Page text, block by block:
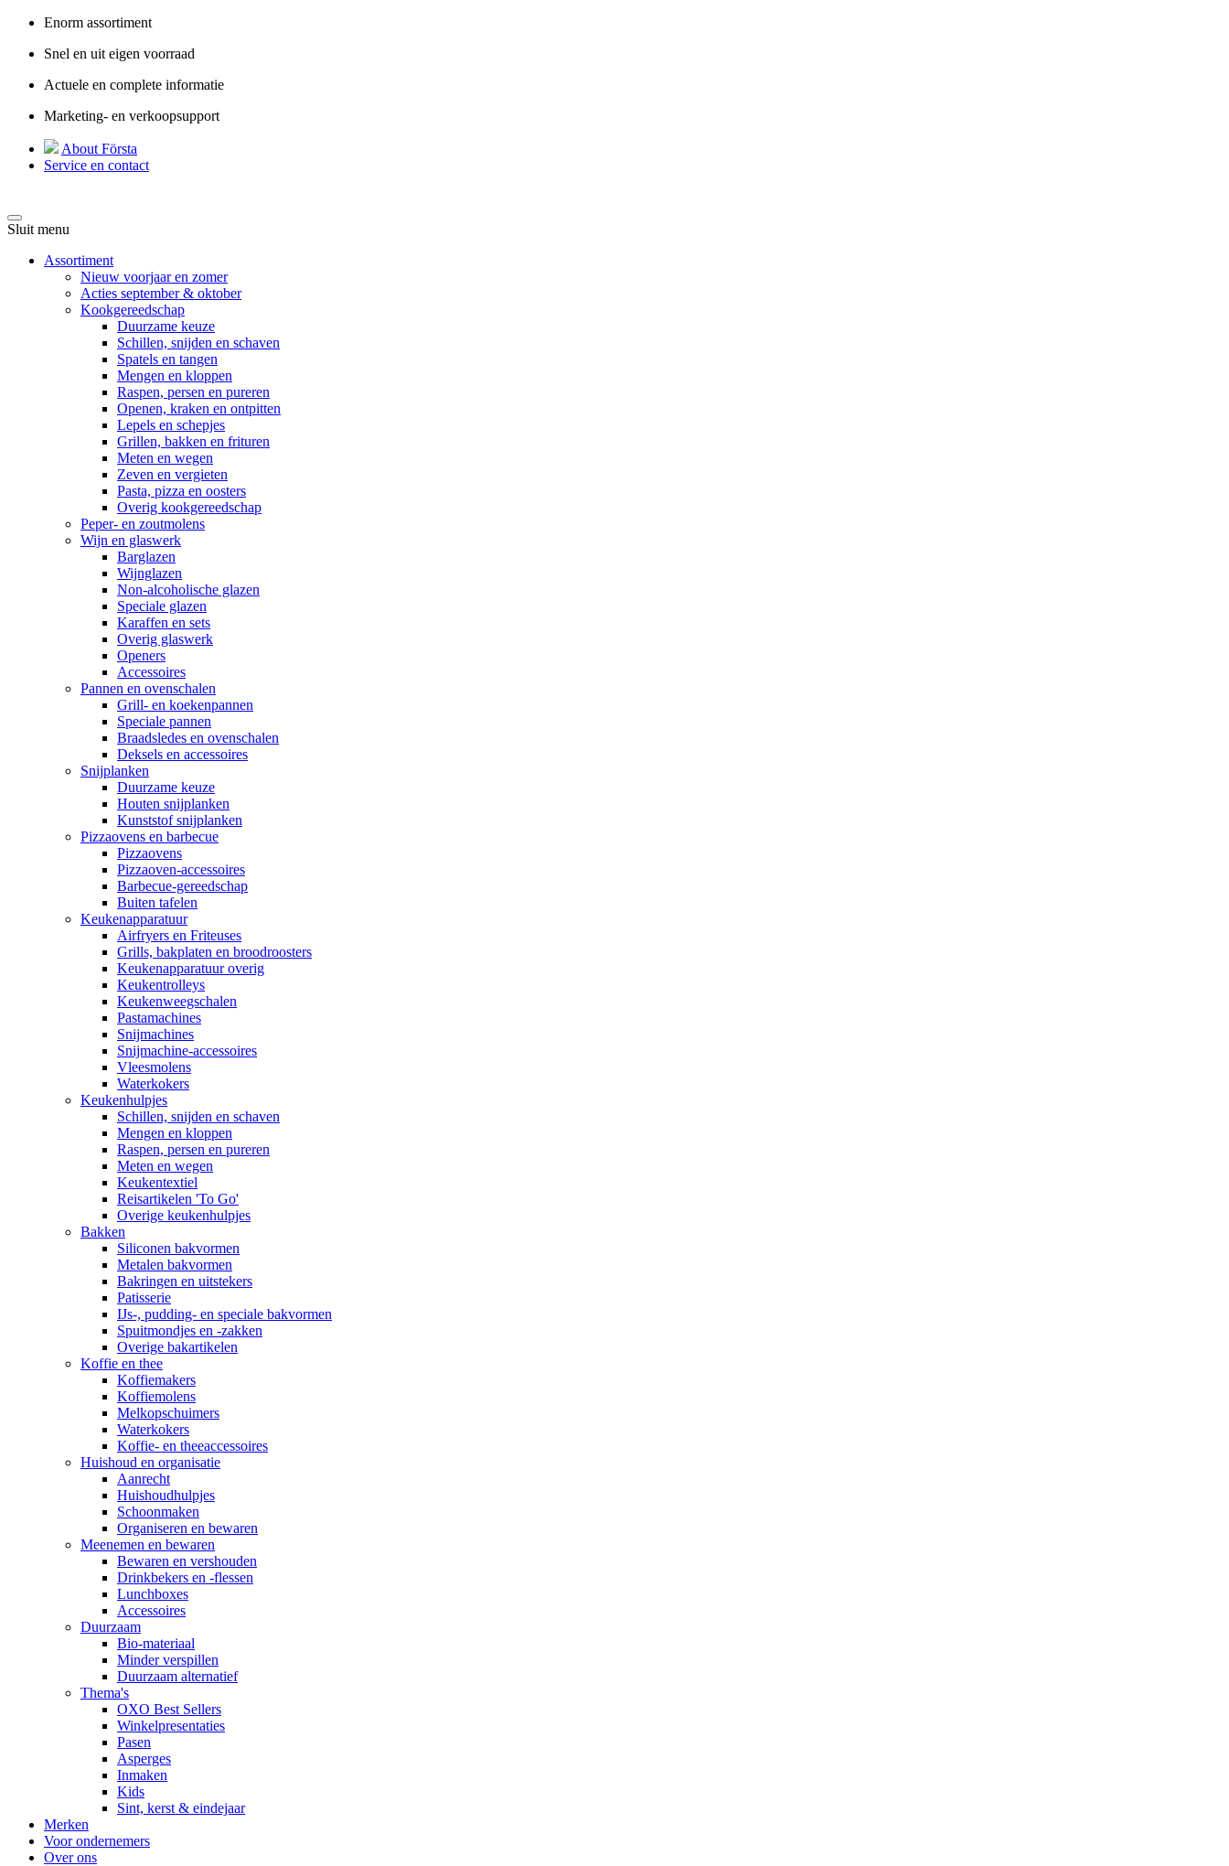
Enorm assortiment
Snel en uit eigen voorraad
Actuele en complete informatie
Marketing- en verkoopsupport
About Första
Service en contact
Sluit menu
Assortiment
Nieuw voorjaar en zomer
Acties september & oktober
Kookgereedschap
Duurzame keuze
Schillen, snijden en schaven
Spatels en tangen
Mengen en kloppen
Raspen, persen en pureren
Openen, kraken en ontpitten
Lepels en schepjes
Grillen, bakken en frituren
Meten en wegen
Zeven en vergieten
Pasta, pizza en oosters
Overig kookgereedschap
Peper- en zoutmolens
Wijn en glaswerk
Barglazen
Wijnglazen
Non-alcoholische glazen
Speciale glazen
Karaffen en sets
Overig glaswerk
Openers
Accessoires
Pannen en ovenschalen
Grill- en koekenpannen
Speciale pannen
Braadsledes en ovenschalen
Deksels en accessoires
Snijplanken
Duurzame keuze
Houten snijplanken
Kunststof snijplanken
Pizzaovens en barbecue
Pizzaovens
Pizzaoven-accessoires
Barbecue-gereedschap
Buiten tafelen
Keukenapparatuur
Airfryers en Friteuses
Grills, bakplaten en broodroosters
Keukenapparatuur overig
Keukentrolleys
Keukenweegschalen
Pastamachines
Snijmachines
Snijmachine-accessoires
Vleesmolens
Waterkokers
Keukenhulpjes
Schillen, snijden en schaven
Mengen en kloppen
Raspen, persen en pureren
Meten en wegen
Keukentextiel
Reisartikelen 'To Go'
Overige keukenhulpjes
Bakken
Siliconen bakvormen
Metalen bakvormen
Bakringen en uitstekers
Patisserie
IJs-, pudding- en speciale bakvormen
Spuitmondjes en -zakken
Overige bakartikelen
Koffie en thee
Koffiemakers
Koffiemolens
Melkopschuimers
Waterkokers
Koffie- en theeaccessoires
Huishoud en organisatie
Aanrecht
Huishoudhulpjes
Schoonmaken
Organiseren en bewaren
Meenemen en bewaren
Bewaren en vershouden
Drinkbekers en -flessen
Lunchboxes
Accessoires
Duurzaam
Bio-materiaal
Minder verspillen
Duurzaam alternatief
Thema's
OXO Best Sellers
Winkelpresentaties
Pasen
Asperges
Inmaken
Kids
Sint, kerst & eindejaar
Merken
Voor ondernemers
Over ons